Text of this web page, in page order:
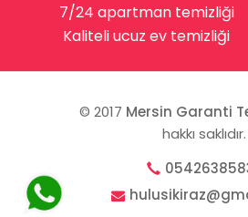
7/24 apartman temizliği
Kaliteli ucuz ev temizliği
© 2017 Mersin Garanti
hakkı saklıdır.